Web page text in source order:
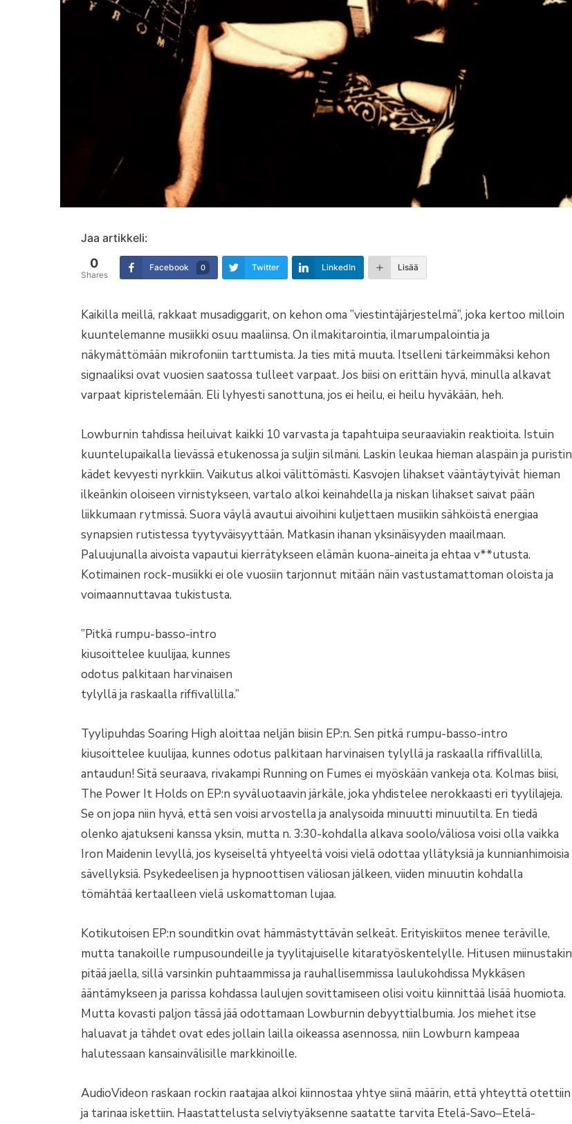
Jaa artikkeli:
0
Shares
Facebook 0 Twitter LinkedIn Lisää
Kaikilla meillä, rakkaat musadiggarit, on kehon oma ”viestintäjärjestelmä”, joka kertoo milloin
kuuntelemanne musiikki osuu maaliinsa. On ilmakitarointia, ilmarumpalointia ja
näkymättömään mikrofoniin tarttumista. Ja ties mitä muuta. Itselleni tärkeimmäksi kehon
signaaliksi ovat vuosien saatossa tulleet varpaat. Jos biisi on erittäin hyvä, minulla alkavat
varpaat kipristelemään. Eli lyhyesti sanottuna, jos ei heilu, ei heilu hyväkään, heh.
Lowburnin tahdissa heiluivat kaikki 10 varvasta ja tapahtuipa seuraaviakin reaktioita. Istuin
kuuntelupaikalla lievässä etukenossa ja suljin silmäni. Laskin leukaa hieman alaspäin ja puristin
kädet kevyesti nyrkkiin. Vaikutus alkoi välittömästi. Kasvojen lihakset vääntäytyivät hieman
ilkeänkin oloiseen virnistykseen, vartalo alkoi keinahdella ja niskan lihakset saivat pään
liikkumaan rytmissä. Suora väylä avautui aivoihini kuljettaen musiikin sähköistä energiaa
synapsien rutistessa tyytyväisyyttään. Matkasin ihanan yksinäisyyden maailmaan.
Paluujunalla aivoista vapautui kierrätykseen elämän kuona-aineita ja ehtaa v**utusta.
Kotimainen rock-musiikki ei ole vuosiin tarjonnut mitään näin vastustamattoman oloista ja
voimaannuttavaa tukistusta.
”Pitkä rumpu-basso-intro
kiusoittelee kuulijaa, kunnes
odotus palkitaan harvinaisen
tylyllä ja raskaalla riffivallilla.”
Tyylipuhdas Soaring High aloittaa neljän biisin EP:n. Sen pitkä rumpu-basso-intro
kiusoittelee kuulijaa, kunnes odotus palkitaan harvinaisen tylyllä ja raskaalla riffivallilla,
antaudun! Sitä seuraava, rivakampi Running on Fumes ei myöskään vankeja ota. Kolmas biisi,
The Power It Holds on EP:n syväluotaavin järkäle, joka yhdistelee nerokkaasti eri tyylilajeja.
Se on jopa niin hyvä, että sen voisi arvostella ja analysoida minuutti minuutilta. En tiedä
olenko ajatukseni kanssa yksin, mutta n. 3:30-kohdalla alkava soolo/väliosa voisi olla vaikka
Iron Maidenin levyllä, jos kyseiseltä yhtyeeltä voisi vielä odottaa yllätyksiä ja kunnianhimoisia
sävellyksiä. Psykedeelisen ja hypnoottisen väliosan jälkeen, viiden minuutin kohdalla
tömähtää kertaalleen vielä uskomattoman lujaa.
Kotikutoisen EP:n sounditkin ovat hämmästyttävän selkeät. Erityiskiitos menee teräville,
mutta tanakoille rumpusoundeille ja tyylitajuiselle kitaratyöskentelylle. Hitusen miinustakin
pitää jaella, sillä varsinkin puhtaammissa ja rauhallisemmissa laulukohdissa Mykkäsen
ääntämykseen ja parissa kohdassa laulujen sovittamiseen olisi voitu kiinnittää lisää huomiota.
Mutta kovasti paljon tässä jää odottamaan Lowburnin debyyttialbumia. Jos miehet itse
haluavat ja tähdet ovat edes jollain lailla oikeassa asennossa, niin Lowburn kampeaa
halutessaan kansainvälisille markkinoille.
AudioVideon raskaan rockin raatajaa alkoi kiinnostaa yhtye siinä määrin, että yhteyttä otettiin
ja tarinaa iskettiin. Haastattelusta selviytyäksenne saatatte tarvita Etelä-Savo–Etelä-